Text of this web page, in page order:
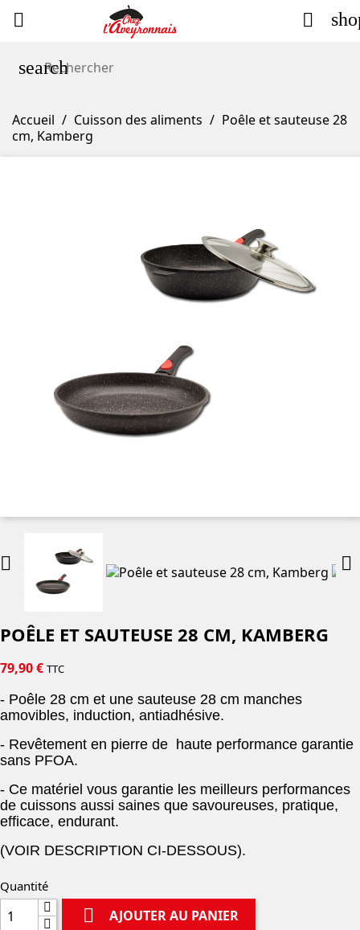
 
search
Accueil Cuisson des aliments
Poêle et sauteuse 28
cm, Kamberg
 
POÊLE ET SAUTEUSE 28 CM, KAMBERG
79,90 € TTC
- Poêle 28 cm et une sauteuse 28 cm manches
amovibles, induction, antiadhésive.
- Revêtement en pierre de haute performance garantie
sans PFOA.
- Ce matériel vous garantie les meilleurs performances
de cuissons aussi saines que savoureuses, pratique,
efficace, endurant.
(VOIR DESCRIPTION CI-DESSOUS).
Quantité
 AJOUTER AU PANIER